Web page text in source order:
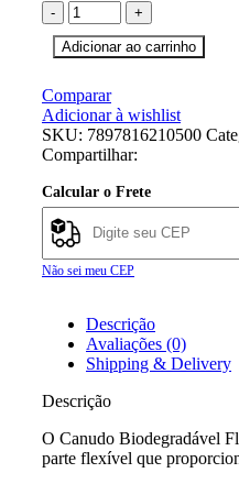
Adicionar ao carrinho
Comparar
Adicionar à wishlist
SKU: 7897816210500
Compartilhar:
Calcular o Frete
Não sei meu CEP
Descrição
Avaliações (0)
Shipping & Delivery
Descrição
O Canudo Biodegradável
parte flexível que